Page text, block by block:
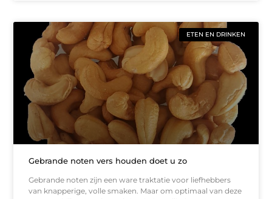
ETEN EN DRINKEN
Gebrande noten vers houden doet u zo
Gebrande noten zijn een ware traktatie voor liefhebbers
van knapperige, volle smaken. Maar om optimaal van deze